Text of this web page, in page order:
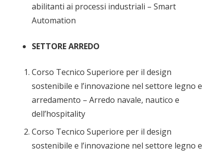
abilitanti ai processi industriali – Smart
Automation
SETTORE ARREDO
Corso Tecnico Superiore per il design
sostenibile e l’innovazione nel settore legno e
arredamento – Arredo navale, nautico e
dell’hospitality
Corso Tecnico Superiore per il design
sostenibile e l’innovazione nel settore legno e